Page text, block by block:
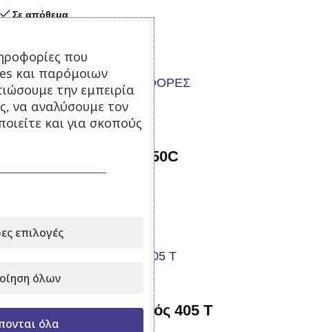
Σε απόθεμα
Προσθήκη στο καλάθι
-24%
Αντλία ψεκασμού TF 50C
Προσθήκη στο καλάθι
Ψεκαστήρας μεταλλικός 405 Τ
που
και παρόμοιων
την εμπειρία
να αναλύσουμε τον
και για σκοπούς
επιλογές
όλων
όλα